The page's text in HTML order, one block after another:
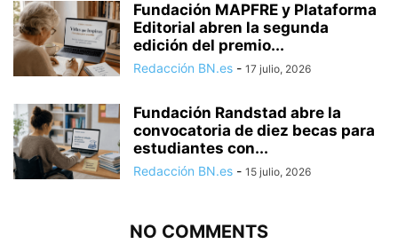
Fundación MAPFRE y Plataforma
Editorial abren la segunda
edición del premio...
Redacción BN.es - 17 julio, 2026
Fundación Randstad abre la
convocatoria de diez becas para
estudiantes con...
Redacción BN.es - 15 julio, 2026
NO COMMENTS